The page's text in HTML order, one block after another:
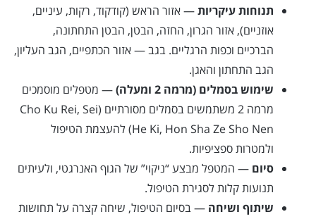
תנוחות עיקריות— אזור הראש (קודקוד, רקות, עיניים,
אוזניים), אזור הגרון, החזה, הבטן, הבטן התחתונה,
הברכיים וכפות הרגליים. בגב — אזור הכתפיים, הגב העליון,
הגב התחתון והאגן.
שימוש בסמלים (מרמה 2 ומעלה)
— מטפלים מוסמכים
מרמה 2 משתמשים בסמלים מסורתיים (Cho Ku Rei, Sei
He Ki, Hon Sha Ze Sho Nen) להעצמת הטיפול
ולמטרות ספציפיות.
סיום — המטפל מבצע “ניקוי” של הגוף האנרגטי, ולעיתים
תנועות קלות לסגירת הטיפול.
שיתוף ושיחה — בסיום הטיפול, שיחה קצרה על תחושות